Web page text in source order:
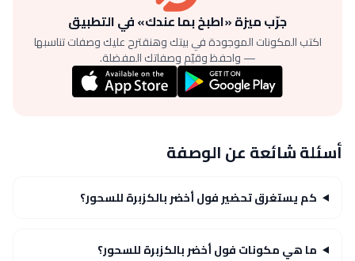
جرّب ميزة «اطبخ بما عندك» في التطبيق
اكتب المكونات الموجودة في بيتك وهنقترح عليك وصفات تناسبها
— واحفظ وقيّم وصفاتك المفضلة.
أسئلة شائعة عن الوصفة
كم يستغرق تحضير فول أخضر بالكزبرة للسحور؟
ما هي مكونات فول أخضر بالكزبرة للسحور؟